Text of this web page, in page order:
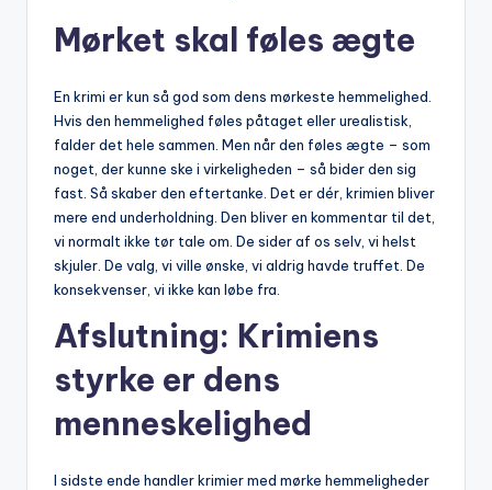
Mørket skal føles ægte
En krimi er kun så god som dens mørkeste hemmelighed.
Hvis den hemmelighed føles påtaget eller urealistisk,
falder det hele sammen. Men når den føles ægte – som
noget, der kunne ske i virkeligheden – så bider den sig
fast. Så skaber den eftertanke. Det er dér, krimien bliver
mere end underholdning. Den bliver en kommentar til det,
vi normalt ikke tør tale om. De sider af os selv, vi helst
skjuler. De valg, vi ville ønske, vi aldrig havde truffet. De
konsekvenser, vi ikke kan løbe fra.
Afslutning: Krimiens
styrke er dens
menneskelighed
I sidste ende handler krimier med mørke hemmeligheder